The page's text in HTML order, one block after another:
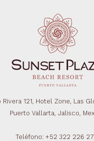
Rivera 121, Hotel Zone, Las
Puerto Vallarta, Jalisco,
Teléfono: +52 322 226